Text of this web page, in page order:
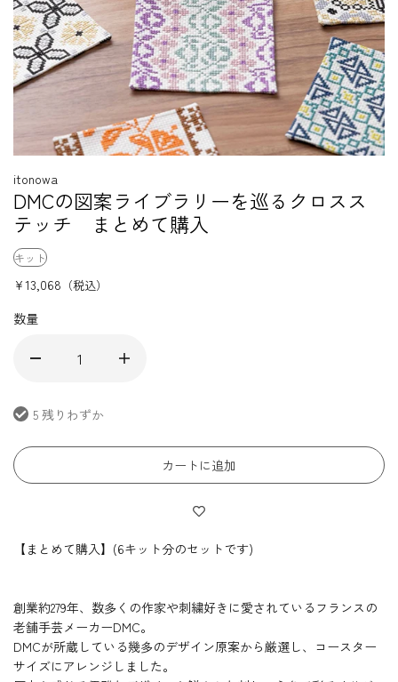
itonowa
DMCの図案ライブラリーを巡るクロスス
テッチ まとめて購入
キット
¥13,068 （税込）
数量
5 残りわずか
カートに追加
【まとめて購入】(6キット分のセットです)
創業約279年、数多くの作家や刺繍好きに愛されているフランスの
老舗手芸メーカーDMC。
DMCが所蔵している幾多のデザイン原案から厳選し、コースター
サイズにアレンジしました。